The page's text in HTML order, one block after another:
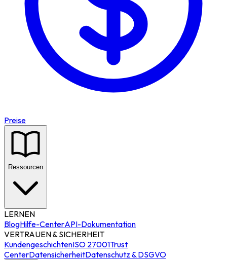
Preise
Ressourcen
LERNEN
BlogHilfe-CenterAPI-Dokumentation
VERTRAUEN & SICHERHEIT
KundengeschichtenISO 27001Trust
CenterDatensicherheitDatenschutz & DSGVO